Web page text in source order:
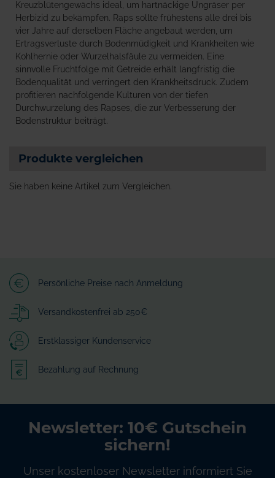
Kreuzblütengewächs ideal, um hartnäckige Ungräser per
Herbizid zu bekämpfen. Raps sollte frühestens alle drei bis
vier Jahre auf derselben Fläche angebaut werden, um
Ertragsverluste durch Bodenmüdigkeit und Krankheiten wie
Kohlhernie oder Wurzelhalsfäule zu vermeiden. Eine
sinnvolle Fruchtfolge mit Getreide erhält langfristig die
Bodenqualität und verringert den Krankheitsdruck. Zudem
profitieren nachfolgende Kulturen von der tiefen
Durchwurzelung des Rapses, die zur Verbesserung der
Bodenstruktur beiträgt.
Produkte vergleichen
Sie haben keine Artikel zum Vergleichen.
Persönliche Preise nach Anmeldung
Versandkostenfrei ab 250€
Erstklassiger Kundenservice
Bezahlung auf Rechnung
Newsletter: 10€ Gutschein
sichern!
Unser kostenloser Newsletter informiert Sie